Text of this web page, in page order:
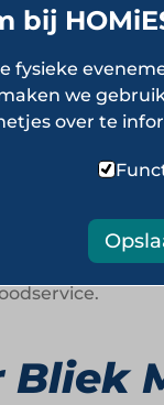
te openen:
en
Moderne
De Zeeuwse
E-
Bliek
bij
fysieke
we
over te